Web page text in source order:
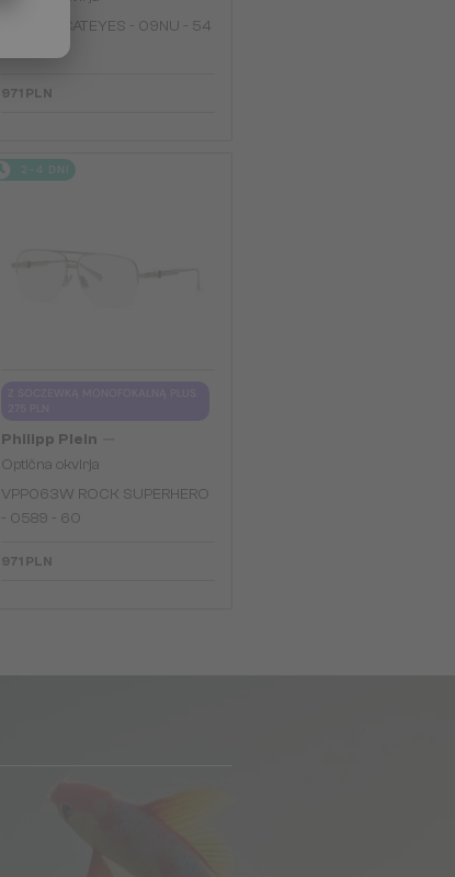
VPP052 CATEYES - 09NU - 54
971 PLN
2-4 DNI
Philipp Plein
Optična okvirja
VPP063W ROCK SUPERHERO
- 0589 - 60
971 PLN